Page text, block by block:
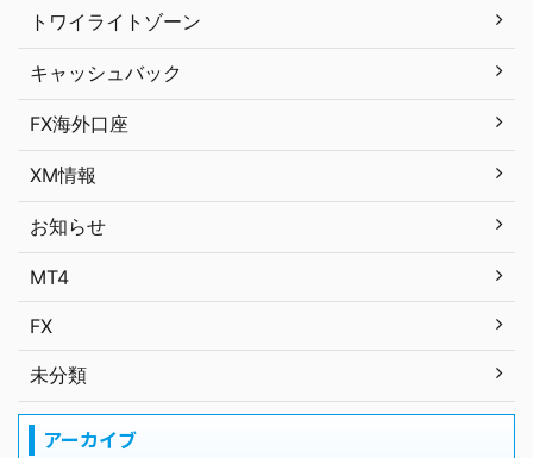
トワイライトゾーン
キャッシュバック
FX海外口座
XM情報
お知らせ
MT4
FX
未分類
アーカイブ